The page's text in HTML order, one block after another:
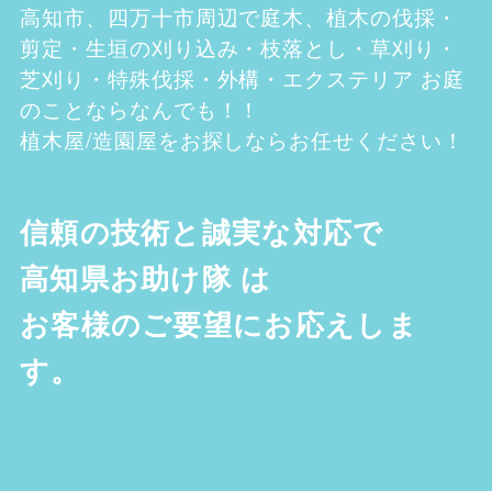
高知市、四万十市周辺で庭木、植木の伐採・
剪定・生垣の刈り込み・枝落とし・草刈り・
芝刈り・特殊伐採・外構・エクステリア お庭
のことならなんでも！！
植木屋/造園屋をお探しならお任せください！
信頼の技術と誠実な対応で
高知県お助け隊 は
お客様のご要望にお応えしま
す。